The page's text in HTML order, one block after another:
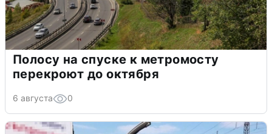
Полосу на спуске к метромосту
перекроют до октября
6 августа 0